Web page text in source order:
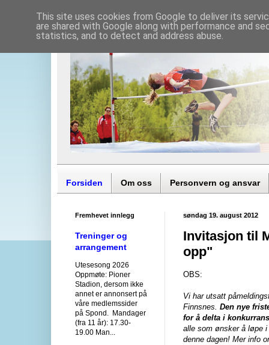
Forsiden Om oss Personvern og ansvar
søndag 19. august 2012
Invitasjon til
opp"
OBS:
Vi har utsatt
Finnsnes. Den nye
for å delta i
alle som ønsker å løpe
denne dagen! Mer info
Fremhevet innlegg
Treninger og
arrangement
Utesesong 2026
Oppmøte: Pioner
Stadion, dersom ikke
annet er annonsert på
våre medlemssider
på Spond. Mandager
(fra 11 år): 17.30-
19.00 Man...
This site uses cookies from Google to deliver its
are shared with Google along with performance and
statistics, and to detect and address abuse.